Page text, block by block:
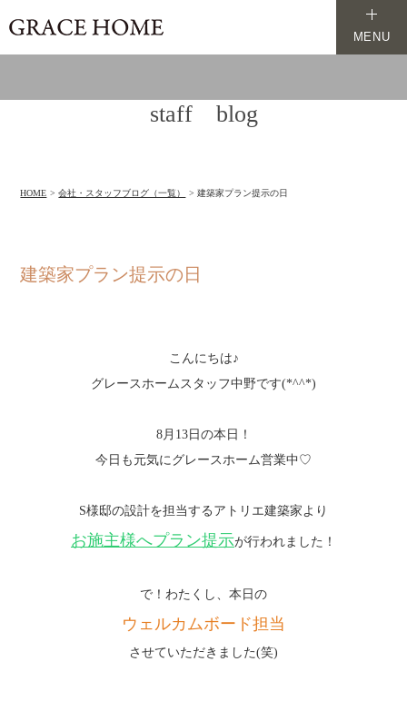
MENU
staff blog
HOME 会社・スタッフブログ（一覧） 建築家プラン提示の日
建築家プラン提示の日
こんにちは♪
グレースホームスタッフ中野です(*^^*)
8月13日の本日！
今日も元気にグレースホーム営業中♡
S様邸の設計を担当するアトリエ建築家より
お施主様へプラン提示が行われました！
で！わたくし、本日の
ウェルカムボード担当
させていただきました(笑)